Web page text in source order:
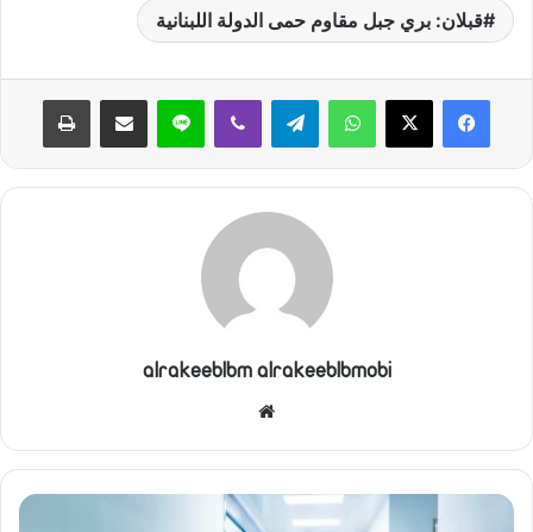
قبلان: بري جبل مقاوم حمى الدولة اللبنانية
واتساب تيلقرام ڤايبر لاين مشاركة عبر البريد طباعة
alrakeeblbm alrakeeblbmobi